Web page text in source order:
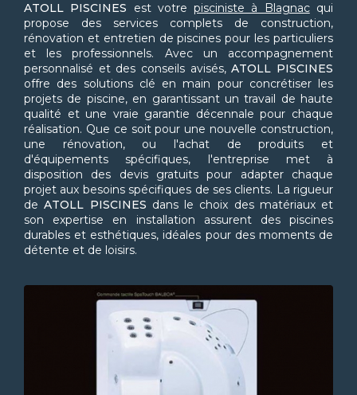
ATOLL PISCINES est votrepisciniste à Blagnacqui
propose des services complets de construction,
rénovation et entretien de piscines pour les particuliers
et les professionnels. Avec un accompagnement
personnalisé et des conseils avisés,ATOLL PISCINES
offre des solutions clé en main pour concrétiser les
projets de piscine, en garantissant un travail de haute
qualité et une vraie garantie décennale pour chaque
réalisation. Que ce soit pour une nouvelle construction,
une rénovation, ou l'achat de produits et
d'équipements spécifiques, l'entreprise met à
disposition des devis gratuits pour adapter chaque
projet aux besoins spécifiques de ses clients. La rigueur
deATOLL PISCINES dans le choix des matériaux et
son expertise en installation assurent des piscines
durables et esthétiques, idéales pour des moments de
détente et de loisirs.